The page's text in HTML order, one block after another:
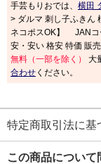
手芸もりおでは、 横田
> ダルマ 刺し子ふきん
ネコポスOK】 JANコ
安・安い 格安 特価 販
無料（一部を除く）
大
合わせ ください。
特定商取引法に基
この商品について